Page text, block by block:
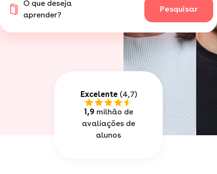
O que deseja
aprender?
Pesquisar
Excelente(4,7)
1,9milhão de
avaliações de
alunos